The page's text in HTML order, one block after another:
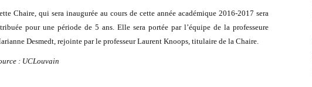
Chaire, qui sera inaugurée au cours de cette année académique 2016-2017 sera
pour une période de 5 ans. Elle sera portée par l’équipe de la professeure
Desmedt, rejointe par le professeur Laurent Knoops, titulaire de la Chaire.
: UCLouvain